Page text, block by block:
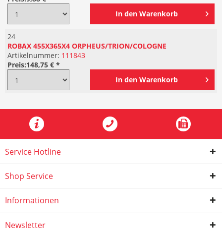
In den Warenkorb
24
ROBAX 455X365X4 ORPHEUS/TRION/COLOGNE
Artikelnummer: 111843
Preis:148,75 € *
In den Warenkorb
Service Hotline
Shop Service
Informationen
Newsletter